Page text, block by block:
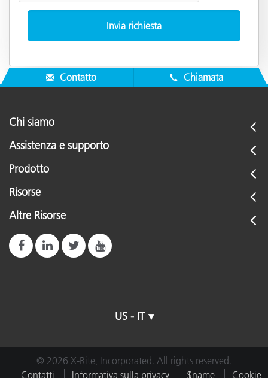
Contatto Chiamata
Chi siamo
Assistenza e supporto
Prodotto
Risorse
Altre Risorse
US - IT
© 2026 X-Rite, Incorporated. All rights reserved.
Contatti
Informativa sulla privacy $name Cookie